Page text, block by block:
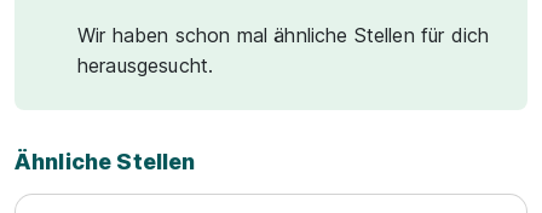
Wir haben schon mal ähnliche Stellen für dich
herausgesucht.
Ähnliche Stellen